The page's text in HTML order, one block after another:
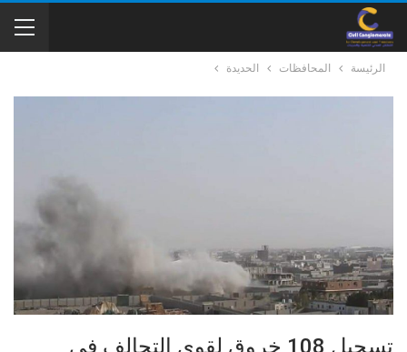
الرئيسة المحافظات الحديدة
تسجيل 108 خروق لقوى التحالف في